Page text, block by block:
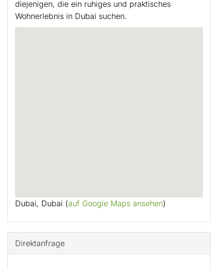
diejenigen, die ein ruhiges und praktisches
Wohnerlebnis in Dubai suchen.
Dubai, Dubai (auf Google Maps ansehen)
Direktanfrage